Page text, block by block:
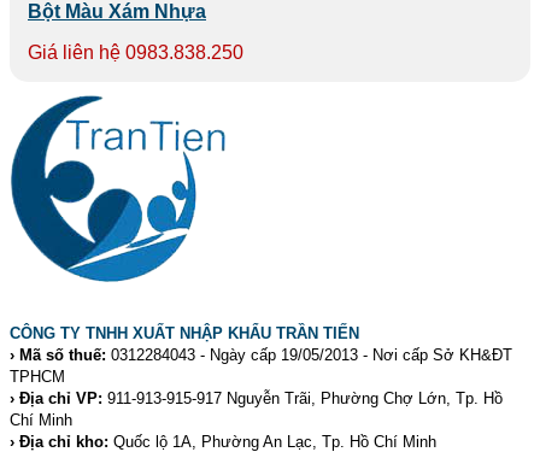
Bột Màu Xám Nhựa
Giá liên hệ 0983.838.250
CÔNG TY TNHH XUẤT NHẬP KHẨU TRẦN TIẾN
› Mã số thuế: 0312284043 - Ngày cấp 19/05/2013 - Nơi cấp Sở KH&ĐT
TPHCM
› Địa chỉ VP: 911-913-915-917 Nguyễn Trãi, Phường Chợ Lớn, Tp. Hồ
Chí Minh
› Địa chỉ kho: Quốc lộ 1A, Phường An Lạc, Tp. Hồ Chí Minh